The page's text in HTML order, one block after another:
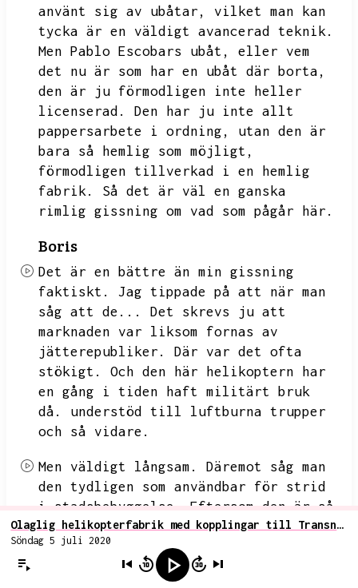
använt sig av ubåtar,
vilket man kan
tycka är en väldigt avancerad teknik.
Men Pablo Escobars ubåt,
eller vem
det nu är som har en ubåt där borta,
den är ju förmodligen inte heller
licenserad.
Den har ju inte allt
pappersarbete i ordning,
utan den är
bara så hemlig som möjligt,
förmodligen tillverkad i en hemlig
fabrik.
Så det är väl en ganska
rimlig gissning om vad som pågår här.
Boris
Det är en bättre än min gissning
faktiskt.
Jag tippade på att när man
såg att de...
Det skrevs ju att
marknaden var liksom fornas av
jätterepubliker.
Där var det ofta
stökigt.
Och den här helikoptern har
en gång i tiden haft militärt bruk
då.
understöd till luftburna trupper
och så vidare.
Men väldigt långsam.
Däremot såg man
den tydligen som användbar för strid
i stadsbebyggelse.
Eftersom den är så
liten och kompakt och... Då tänkte
jag, de säljer de här till de gamla
centralasiatiska och
Olaglig helikopterfabrik med kopplingar till Transnistrien nedstängd av moldavisk polis
Söndag 5 juli 2020